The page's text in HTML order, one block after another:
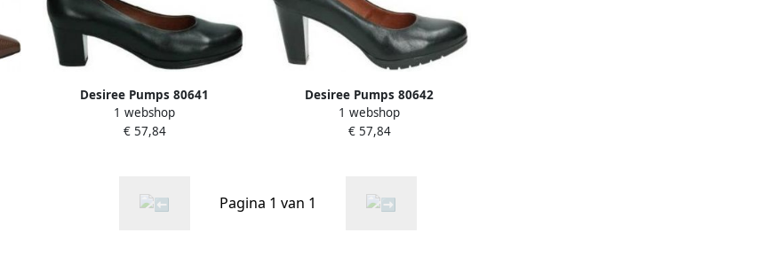
Desiree Pumps 80641
1 webshop
€ 57,84
Desiree Pumps 80642
1 webshop
€ 57,84
Pagina 1 van 1